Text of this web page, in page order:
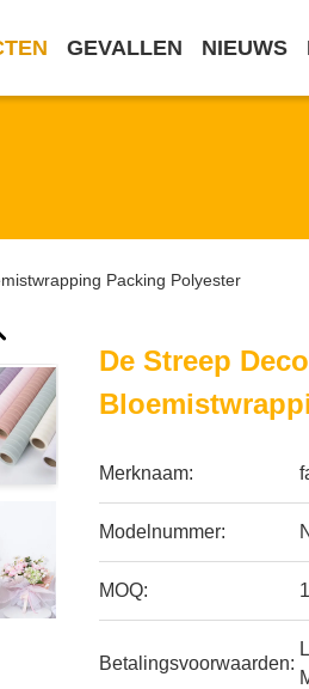
GEVALLEN NIEUWS
Packing Polyester
De Streep
Merknaam:
Modelnummer:
MOQ:
Betalingsvoorwaarden: